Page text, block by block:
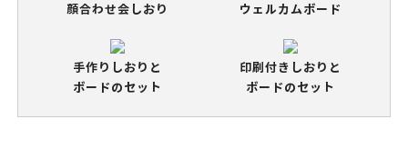
顔合わせ会しおり
ウェルカムボード
手作りしおりと
ボードのセット
印刷付きしおりと
ボードのセット